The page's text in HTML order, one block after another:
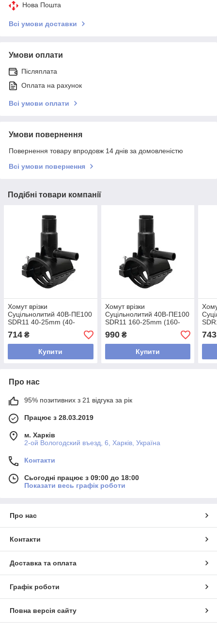
Нова Пошта
Всі умови доставки
Умови оплати
Післяплата
Оплата на рахунок
Всі умови оплати
Умови повернення
Повернення товару впродовж 14 днів за домовленістю
Всі умови повернення
Подібні товари компанії
Хомут врізки
Суцільнолитий 40В-ПЕ100
SDR11 40-25mm (40-
25mm)
714 ₴
Купити
Хомут врізки
Суцільнолитий 40В-ПЕ100
SDR11 160-25mm (160-
25mm)
990₴
Купити
743
Про нас
95% позитивних з 21 відгука за рік
Працює з 28.03.2019
м. Харків
2-ой Вологодский въезд, 6, Харків, Україна
Контакти
Сьогодні працює з 09:00 до 18:00
Показати весь графік роботи
Про нас
Контакти
Доставка та оплата
Графік роботи
Повна версія сайту